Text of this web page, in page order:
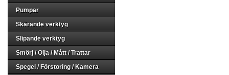
Pumpar
Skärande verktyg
Slipande verktyg
Smörj / Olja / Mått / Trattar
Spegel / Förstoring / Kamera